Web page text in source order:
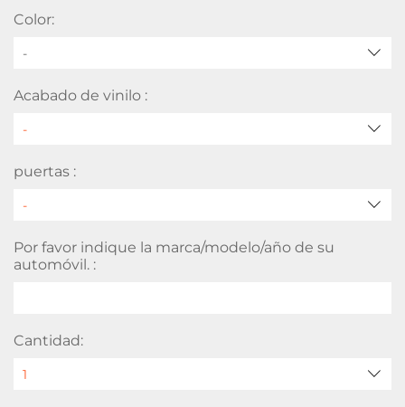
Color:
-
Acabado de vinilo :
puertas :
Por favor indique la marca/modelo/año de su
automóvil. :
Cantidad: